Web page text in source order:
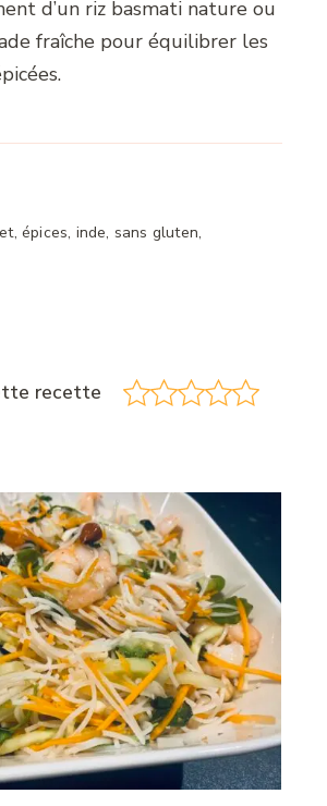
d’un riz basmati nature ou
fraîche pour équilibrer les
épices, inde, sans gluten,
recette